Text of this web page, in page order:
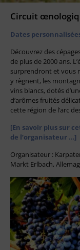
Circuit
Dates
Découvrez des
de plus de 2000 ans.
surprendront et vous
y règnent, les
vins blancs, dotés
d’arômes fruités
cette région de l’arc
[En savoir plus sur
de l’organisateur …]
Organisateur :
Markt Erlbach,